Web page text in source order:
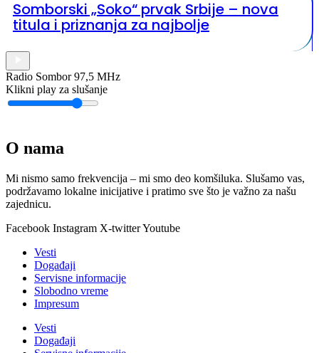
Somborski „Soko“ prvak Srbije – nova
titula i priznanja za najbolje
Radio Sombor 97,5 MHz
Klikni play za slušanje
O nama
Mi nismo samo frekvencija – mi smo deo komšiluka. Slušamo vas,
podržavamo lokalne inicijative i pratimo sve što je važno za našu
zajednicu.
Facebook Instagram X-twitterYoutube
Vesti
Događaji
Servisne informacije
Slobodno vreme
Impresum
Vesti
Događaji